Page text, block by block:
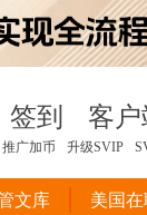
签到 客户
推广加币
升级SVIP
文库 美国